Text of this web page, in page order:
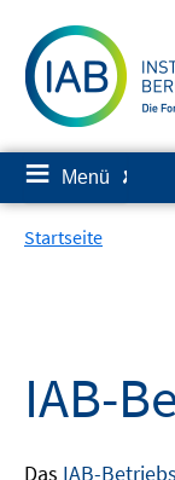
zum
Inhalt
≡ Menü ✘
Startseite
IAB-
Das IAB-